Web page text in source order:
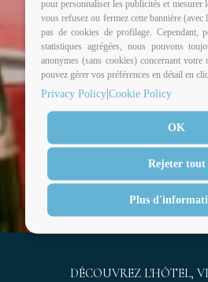
pour personnaliser les publicités et mesurer
vous refusez ou fermez cette bannière
pas de cookies de profilage. Cependant,
statistiques agrégées, nous pouvons
anonymes (sans cookies) concernant votre
pouvez gérer vos préférences en détail en
Privacy Policy|Cookie Policy
OK
Rejeter tout
Plus
ORGANISEZ VOTRE
DÉCOUVREZ L'HÔTEL,